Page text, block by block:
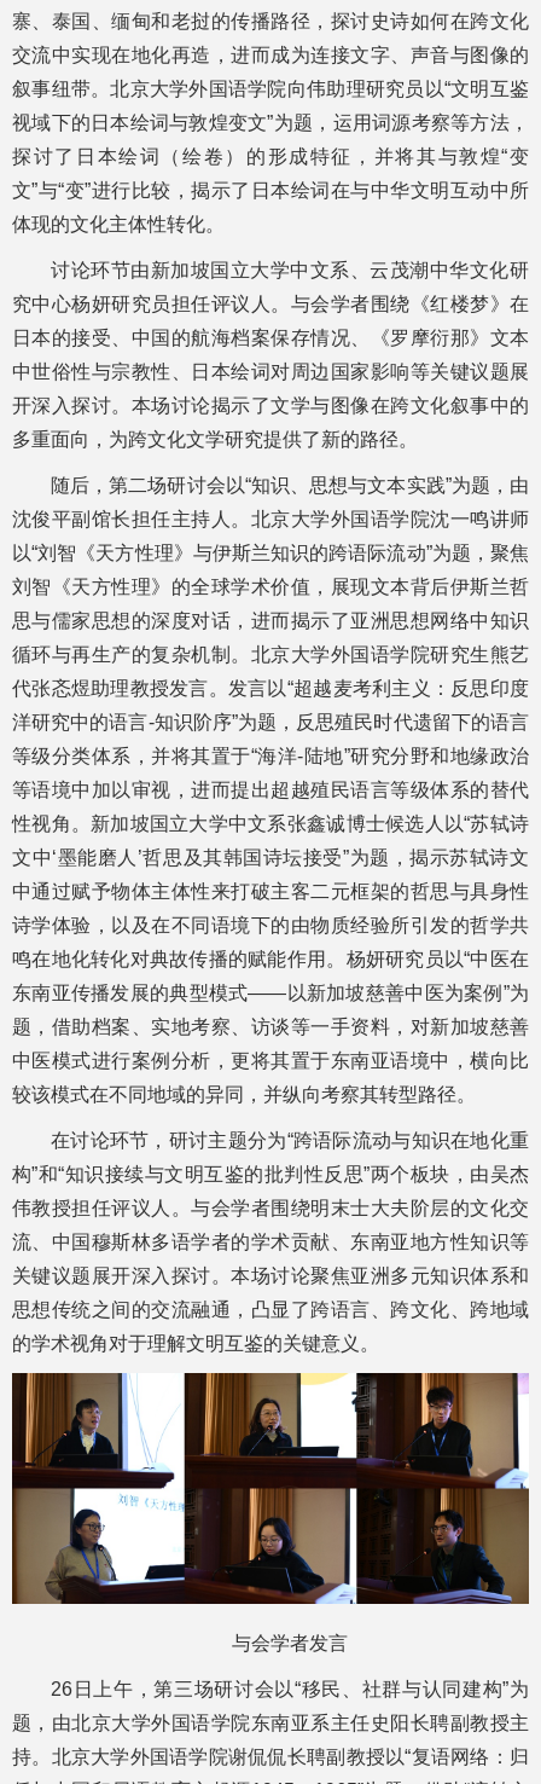
寨、泰国、缅甸和老挝的传播路径，探讨史诗如何在跨文化
交流中实现在地化再造，进而成为连接文字、声音与图像的
叙事纽带。北京大学外国语学院向伟助理研究员以“文明互鉴
视域下的日本绘词与敦煌变文”为题，运用词源考察等方法，
探讨了日本绘词（绘卷）的形成特征，并将其与敦煌“变
文”与“变”进行比较，揭示了日本绘词在与中华文明互动中所
体现的文化主体性转化。
讨论环节由新加坡国立大学中文系、云茂潮中华文化研
究中心杨妍研究员担任评议人。与会学者围绕《红楼梦》在
日本的接受、中国的航海档案保存情况、《罗摩衍那》文本
中世俗性与宗教性、日本绘词对周边国家影响等关键议题展
开深入探讨。本场讨论揭示了文学与图像在跨文化叙事中的
多重面向，为跨文化文学研究提供了新的路径。
随后，第二场研讨会以“知识、思想与文本实践”为题，由
沈俊平副馆长担任主持人。北京大学外国语学院沈一鸣讲师
以“刘智《天方性理》与伊斯兰知识的跨语际流动”为题，聚焦
刘智《天方性理》的全球学术价值，展现文本背后伊斯兰哲
思与儒家思想的深度对话，进而揭示了亚洲思想网络中知识
循环与再生产的复杂机制。北京大学外国语学院研究生熊艺
代张忞煜助理教授发言。发言以“超越麦考利主义：反思印度
洋研究中的语言-知识阶序”为题，反思殖民时代遗留下的语言
等级分类体系，并将其置于“海洋-陆地”研究分野和地缘政治
等语境中加以审视，进而提出超越殖民语言等级体系的替代
性视角。新加坡国立大学中文系张鑫诚博士候选人以“苏轼诗
文中‘墨能磨人’哲思及其韩国诗坛接受”为题，揭示苏轼诗文
中通过赋予物体主体性来打破主客二元框架的哲思与具身性
诗学体验，以及在不同语境下的由物质经验所引发的哲学共
鸣在地化转化对典故传播的赋能作用。杨妍研究员以“中医在
东南亚传播发展的典型模式——以新加坡慈善中医为案例”为
题，借助档案、实地考察、访谈等一手资料，对新加坡慈善
中医模式进行案例分析，更将其置于东南亚语境中，横向比
较该模式在不同地域的异同，并纵向考察其转型路径。
在讨论环节，研讨主题分为“跨语际流动与知识在地化重
构”和“知识接续与文明互鉴的批判性反思”两个板块，由吴杰
伟教授担任评议人。与会学者围绕明末士大夫阶层的文化交
流、中国穆斯林多语学者的学术贡献、东南亚地方性知识等
关键议题展开深入探讨。本场讨论聚焦亚洲多元知识体系和
思想传统之间的交流融通，凸显了跨语言、跨文化、跨地域
的学术视角对于理解文明互鉴的关键意义。
与会学者发言
26日上午，第三场研讨会以“移民、社群与认同建构”为
题，由北京大学外国语学院东南亚系主任史阳长聘副教授主
持。北京大学外国语学院谢侃侃长聘副教授以“复语网络：归